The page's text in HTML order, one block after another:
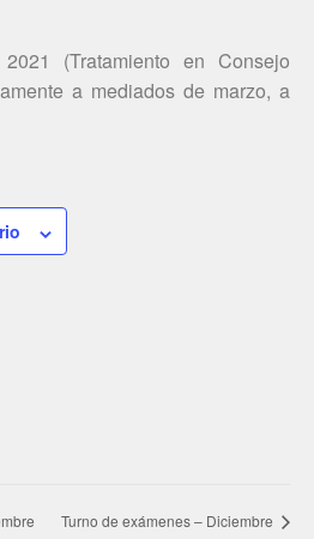
(Tratamiento en Consejo
a mediados de marzo, a
Turno de exámenes – Diciembre